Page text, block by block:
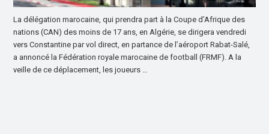
La délégation marocaine, qui prendra part à la Coupe d’Afrique des
nations (CAN) des moins de 17 ans, en Algérie, se dirigera vendredi
vers Constantine par vol direct, en partance de l’aéroport Rabat-Salé,
a annoncé la Fédération royale marocaine de football (FRMF). A la
veille de ce déplacement, les joueurs …